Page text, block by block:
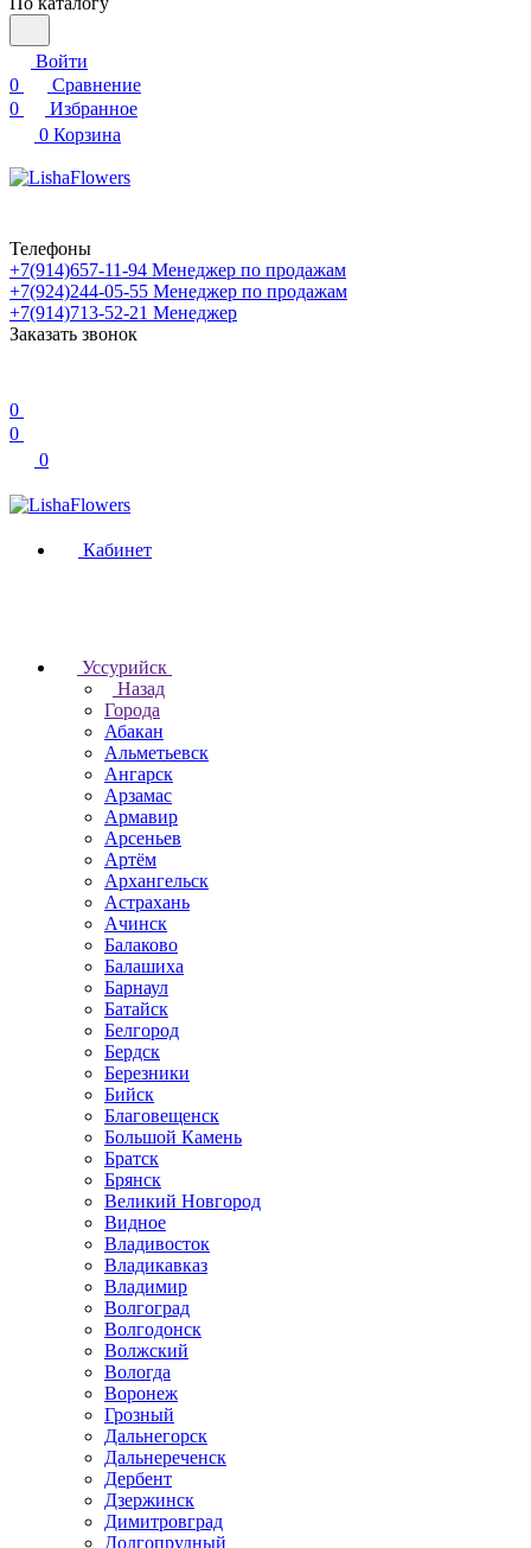
Войти
0
Сравнение
0
Избранное
0 Корзина
Телефоны
+7(914)657-11-94 Менеджер по продажам
+7(924)244-05-55 Менеджер по продажам
+7(914)713-52-21 Менеджер
Заказать звонок
0
0
0
Кабинет
Уссурийск
Назад
Города
Абакан
Альметьевск
Ангарск
Арзамас
Армавир
Арсеньев
Артём
Архангельск
Астрахань
Ачинск
Балаково
Балашиха
Барнаул
Батайск
Белгород
Бердск
Березники
Бийск
Благовещенск
Большой Камень
Братск
Брянск
Великий Новгород
Видное
Владивосток
Владикавказ
Владимир
Волгоград
Волгодонск
Волжский
Вологда
Воронеж
Грозный
Дальнегорск
Дальнереченск
Дербент
Дзержинск
Димитровград
Долгопрудный